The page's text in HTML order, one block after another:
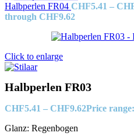
Halbperlen FR04 CHF5.41 –
through CHF9.62
Click to enlarge
Halbperlen FR03
CHF5.41 – CHF9.62Price
Glanz: Regenbogen